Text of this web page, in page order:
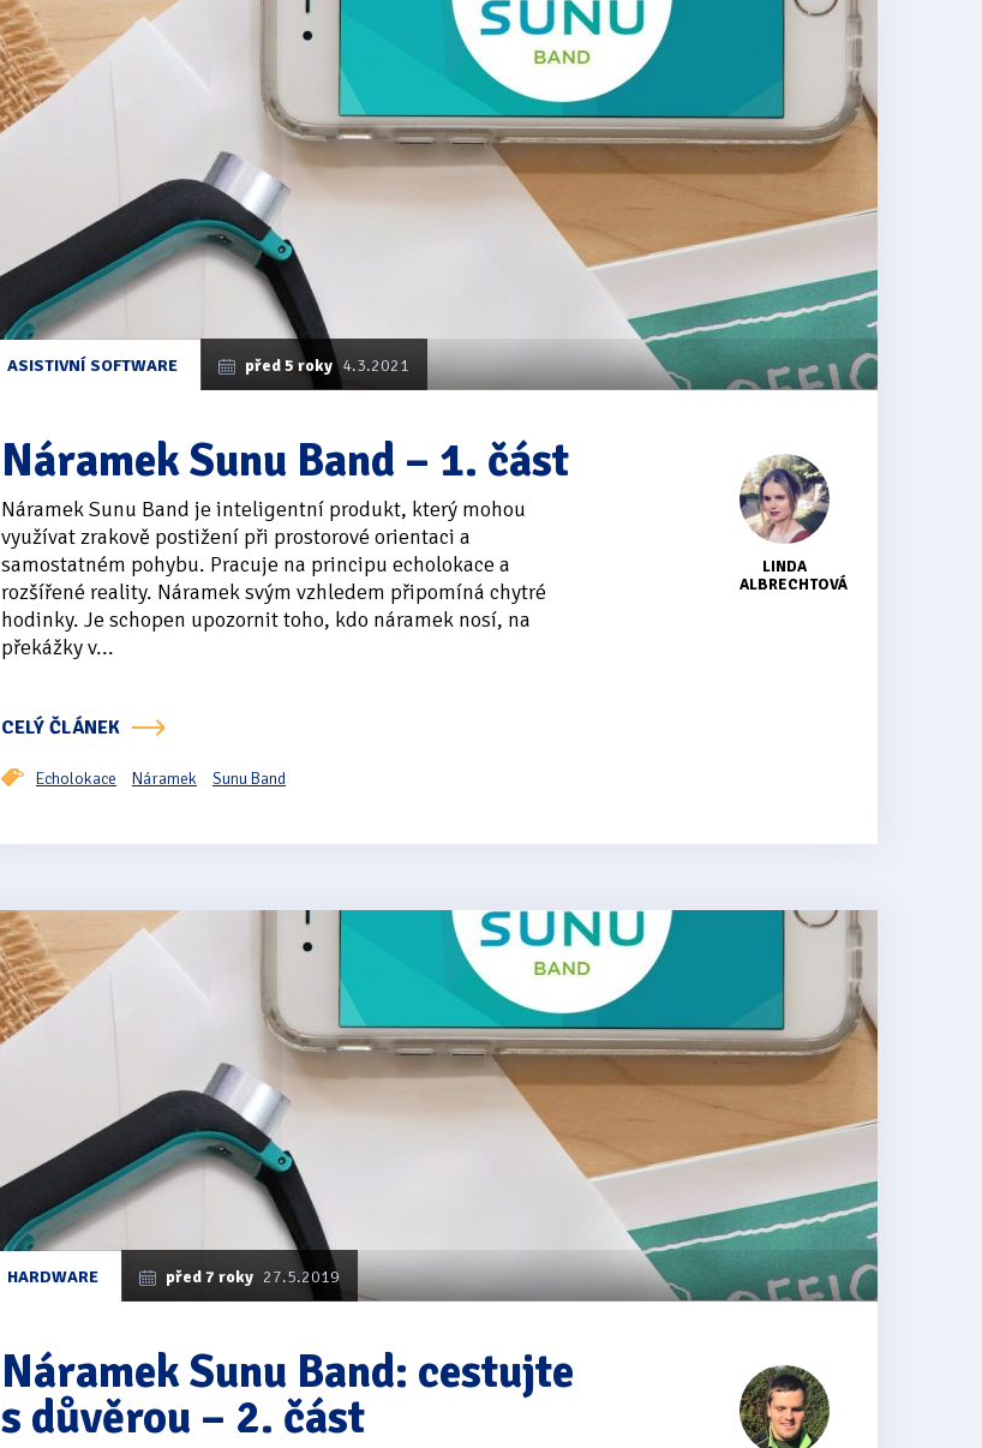
ASISTIVNÍ SOFTWARE před 5 roky 4.3.2021
LINDA
ALBRECHTOVÁ
Náramek Sunu Band – 1. část
Náramek Sunu Band je inteligentní produkt, který mohou
využívat zrakově postižení při prostorové orientaci a
samostatném pohybu. Pracuje na principu echolokace a
rozšířené reality. Náramek svým vzhledem připomíná chytré
hodinky. Je schopen upozornit toho, kdo náramek nosí, na
překážky v...
CELÝ ČLÁNEK
Echolokace Náramek Sunu Band
HARDWARE před 7 roky 27.5.2019
Náramek Sunu Band: cestujte
s důvěrou – 2. část